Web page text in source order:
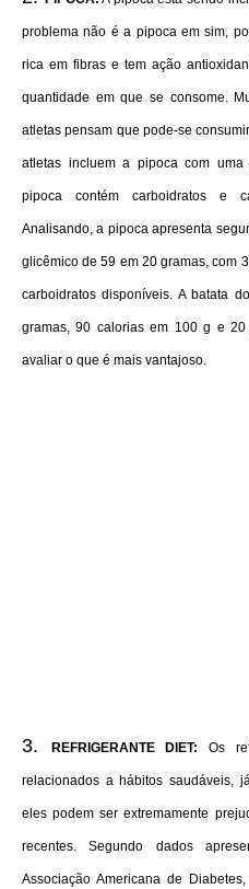
problema não é a pipoca em sim,
rica em fibras e tem ação
quantidade em que se consome.
atletas pensam que pode-se
atletas incluem a pipoca com
pipoca contém carboidratos e
Analisando, a pipoca apresenta
glicêmico de 59 em 20 gramas, com
carboidratos disponíveis. A batata
gramas, 90 calorias em 100 g e
avaliar o que é mais vantajoso.
REFRIGERANTE DIET: Os
relacionados a hábitos saudáveis,
eles podem ser extremamente
recentes. Segundo dados
Associação Americana de